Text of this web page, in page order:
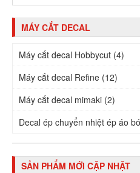
MÁY CẮT DECAL
Máy cắt decal Hobbycut (4)
Máy cắt decal Refine (12)
Máy cắt decal mimaki (2)
Decal ép chuyển nhiệt ép áo
SẢN PHẨM MỚI CẬP NHẬT